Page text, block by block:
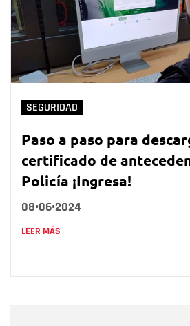
SEGURIDAD
Paso a paso para
certificado de
Policía ¡Ingresa!
08•06•2024
LEER MÁS